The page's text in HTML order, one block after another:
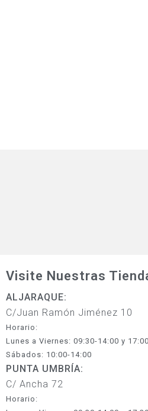
Visite Nuestras
ALJARAQUE:
C/Juan Ramón Jiménez 10
Horario:
Lunes a Viernes: 09:30-14:00 y
Sábados: 10:00-14:00
PUNTA UMBRÍA:
C/ Ancha 72
Horario: